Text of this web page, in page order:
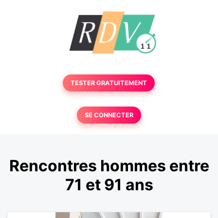
TESTER GRATUITEMENT
SE CONNECTER
Rencontres hommes entre
71 et 91 ans